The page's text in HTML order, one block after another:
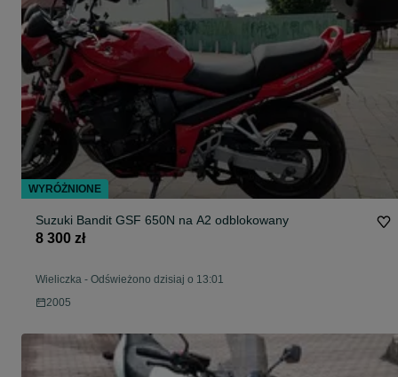
Suzuki Bandit GSF 650N na A2 odblokowany
8 300 zł
Wieliczka - Odświeżono dzisiaj o 13:01
2005
WYRÓŻNIONE